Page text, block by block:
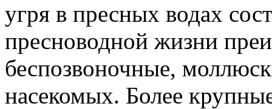
угря в пресных водах
пресноводной жизни
беспозвоночные,
насекомых. Более